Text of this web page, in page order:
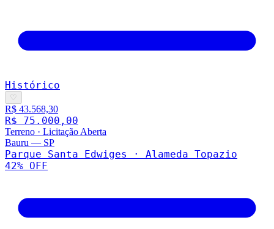
Histórico
♡
R$ 43.568,30
R$ 75.000,00
Terreno · Licitação Aberta
Bauru — SP
Parque Santa Edwiges · Alameda Topazio
42% OFF